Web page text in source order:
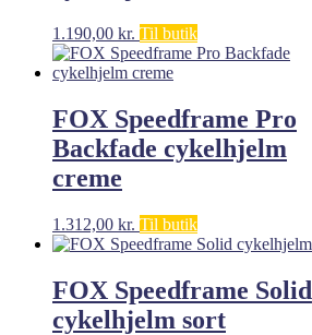
1.190,00 kr. Til butik
FOX Speedframe Pro
Backfade cykelhjelm
creme
1.312,00 kr. Til butik
FOX Speedframe Solid
cykelhjelm sort